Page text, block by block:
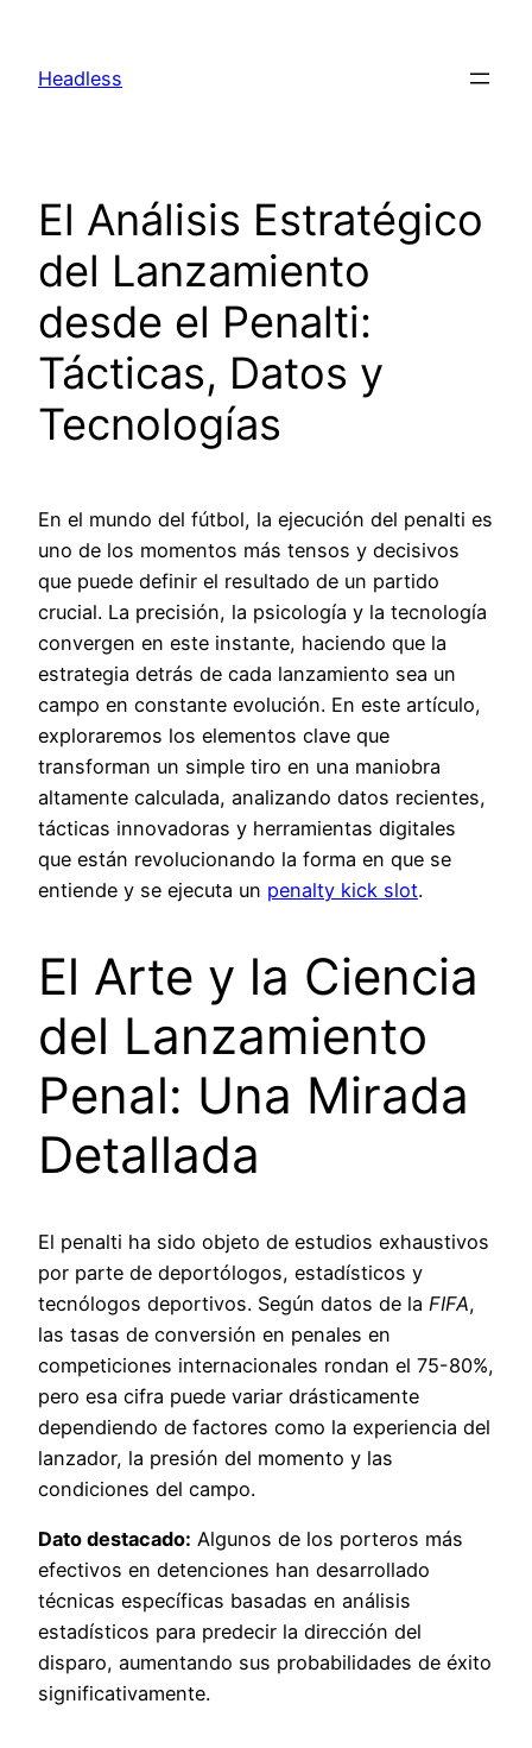
content
Headless
El Análisis Estratégico
del Lanzamiento
desde el Penalti:
Tácticas, Datos y
Tecnologías
En el mundo del fútbol, la ejecución del penalti es
uno de los momentos más tensos y decisivos
que puede definir el resultado de un partido
crucial. La precisión, la psicología y la tecnología
convergen en este instante, haciendo que la
estrategia detrás de cada lanzamiento sea un
campo en constante evolución. En este artículo,
exploraremos los elementos clave que
transforman un simple tiro en una maniobra
altamente calculada, analizando datos recientes,
tácticas innovadoras y herramientas digitales
que están revolucionando la forma en que se
entiende y se ejecuta un penalty kick slot.
El Arte y la Ciencia
del Lanzamiento
Penal: Una Mirada
Detallada
El penalti ha sido objeto de estudios exhaustivos
por parte de deportólogos, estadísticos y
tecnólogos deportivos. Según datos de la FIFA,
las tasas de conversión en penales en
competiciones internacionales rondan el 75-80%,
pero esa cifra puede variar drásticamente
dependiendo de factores como la experiencia del
lanzador, la presión del momento y las
condiciones del campo.
Dato destacado: Algunos de los porteros más
efectivos en detenciones han desarrollado
técnicas específicas basadas en análisis
estadísticos para predecir la dirección del
disparo, aumentando sus probabilidades de éxito
significativamente.